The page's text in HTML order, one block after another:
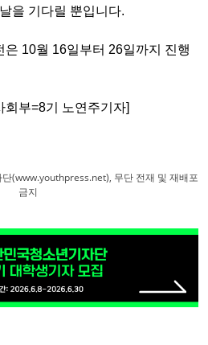
을 기다릴 뿐입니다.
10월 16일부터 26일까지 진행
회부=8기 노연주기자]
(www.youthpress.net), 무단 전재 및 재배포
금지